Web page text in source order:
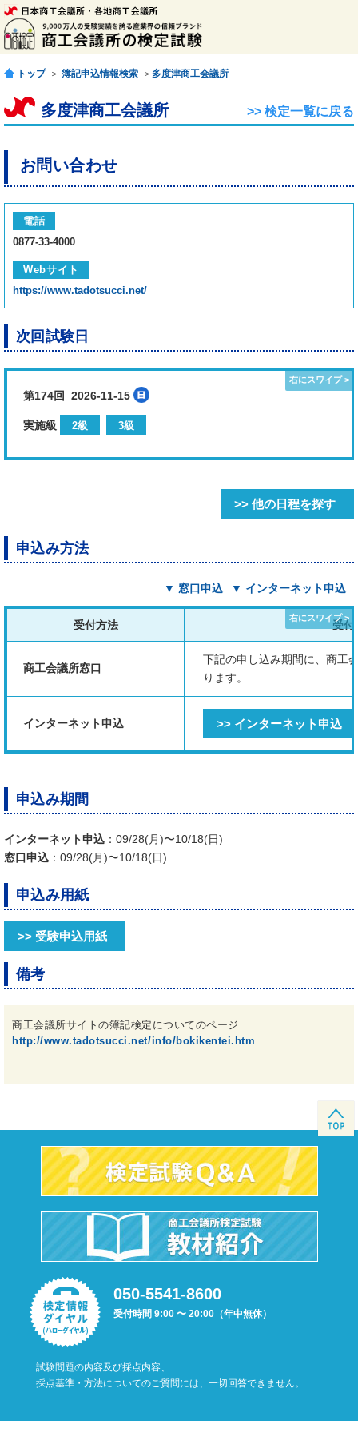
トップ ＞ 簿記申込情報検索 ＞ 多度津商工会議所
>> 検定一覧に戻る
多度津商工会議所
お問い合わせ
電話
0877-33-4000
Webサイト
https://www.tadotsucci.net/
次回試験日
第174回 2026-11-15
実施級 2級 3級
>> 他の日程を探す
申込み方法
▼ 窓口申込 ▼ インターネット申込
受付方法 受付
商工会議所窓口
下記の申し込み期間に、商工
ります。
インターネット申込 >> インターネット申込
申込み期間
インターネット申込 ：09/28(月)〜10/18(日)
窓口申込 ：09/28(月)〜10/18(日)
申込み用紙
>> 受験申込用紙
備考
商工会議所サイトの簿記検定についてのページ
http://www.tadotsucci.net/info/bokikentei.htm
050-5541-8600
受付時間 9:00 〜 20:00（年中無休）
試験問題の内容及び採点内容、
採点基準・方法についてのご質問には、一切回答できません。